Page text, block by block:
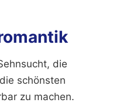
die
schönsten
zu machen.